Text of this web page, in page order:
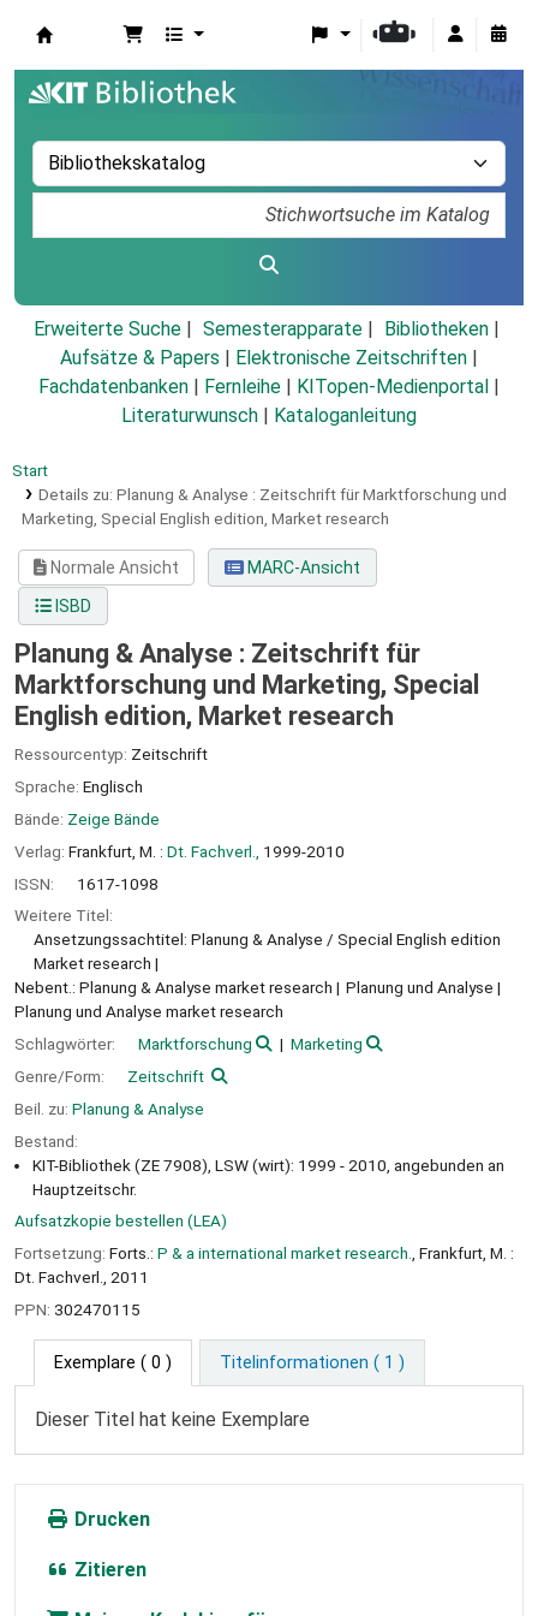
Erweiterte Suche Semesterapparate
Bibliotheken
Aufsätze & Papers
Elektronische Zeitschriften
Fachdatenbanken
Fernleihe KITopen-Medienportal
Literaturwunsch
Kataloganleitung
Start
Details zu: Planung & Analyse : Zeitschrift für Marktforschung und
Marketing, Special English edition, Market research
Normale Ansicht
MARC-Ansicht
ISBD
Planung & Analyse : Zeitschrift für
Marktforschung und Marketing, Special
English edition, Market research
Ressourcentyp: Zeitschrift
Sprache: Englisch
Bände: Zeige Bände
Verlag: Frankfurt, M. : Dt. Fachverl.,
1999-2010
ISSN:
1617-1098
Weitere Titel:
Ansetzungssachtitel: Planung & Analyse / Special English edition
Market research
Nebent.: Planung & Analyse market research
Planung und Analyse
Planung und Analyse market research
Schlagwörter:
Marktforschung
Marketing
Genre/Form:
Zeitschrift
Beil. zu: Planung & Analyse
Bestand:
KIT-Bibliothek (ZE 7908), LSW (wirt): 1999 - 2010, angebunden an
Hauptzeitschr.
Aufsatzkopie bestellen (LEA)
Fortsetzung: Forts.: P & a international market research.
, Frankfurt, M. :
Dt. Fachverl., 2011
PPN: 302470115
Exemplare ( 0 ) Titelinformationen ( 1 )
Dieser Titel hat keine Exemplare
Drucken
Zitieren